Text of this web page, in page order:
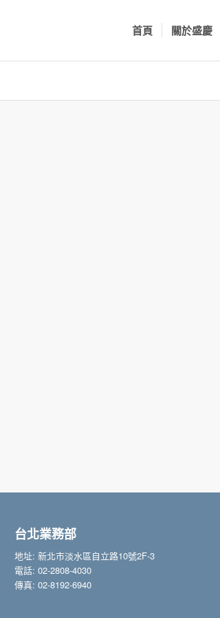
首頁 關於盛慶
台北業務部
地址: 新北市淡水區自立路10號2F-3
電話: 02-2808-4030
傳真: 02-8192-6940